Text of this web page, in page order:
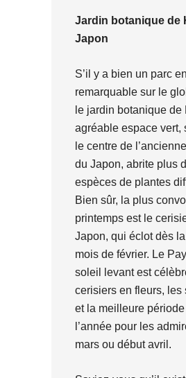
Jardin botanique de
Japon
S’il y a bien un parc
remarquable sur le
le jardin botanique de
agréable espace vert,
le centre de
du Japon, abrite plus
espèces de plantes
Bien sûr, la plus
printemps est le
Japon, qui éclot dès
mois de février. Le
soleil levant est
cerisiers en fleurs, les
et la meilleure
l’année pour les
mars ou début avril.